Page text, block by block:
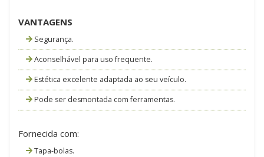
VANTAGENS
Segurança.
Aconselhável para uso frequente.
Estética excelente adaptada ao seu veículo.
Pode ser desmontada com ferramentas.
Fornecida com:
Tapa-bolas.